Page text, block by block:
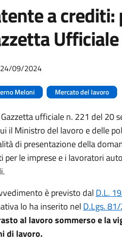
a
09/2024
Meloni Mercato del lavoro
ufficiale n. 221 del 20
il Ministro del lavoro e delle
di presentazione della
per le imprese e i lavoratori
è previsto dal D.L.
lo ha inserito nel D.Lgs.
al lavoro sommerso e la
di lavoro.